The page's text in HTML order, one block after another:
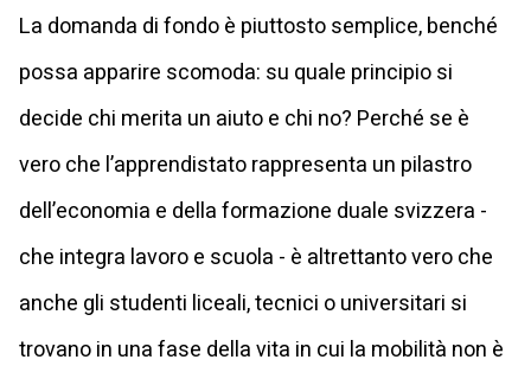
La domanda di fondo è piuttosto semplice, benché
possa apparire scomoda: su quale principio si
decide chi merita un aiuto e chi no? Perché se è
vero che l’apprendistato rappresenta un pilastro
dell’economia e della formazione duale svizzera -
che integra lavoro e scuola - è altrettanto vero che
anche gli studenti liceali, tecnici o universitari si
trovano in una fase della vita in cui la mobilità non è